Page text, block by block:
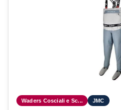
Waders Cosciali e Sc... JMC